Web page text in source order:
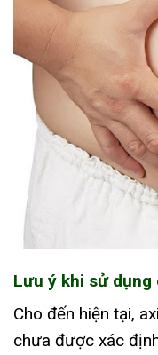
Lưu ý khi sử dụng
Cho đến hiện tại,
chưa được xác